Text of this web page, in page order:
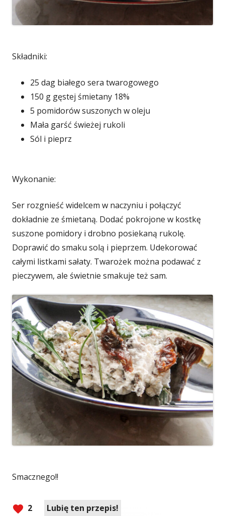
Składniki:
25 dag białego sera twarogowego
150 g gęstej śmietany 18%
5 pomidorów suszonych w oleju
Mała garść świeżej rukoli
Sól i pieprz
Wykonanie:
Ser rozgnieść widelcem w naczyniu i połączyć
dokładnie ze śmietaną. Dodać pokrojone w kostkę
suszone pomidory i drobno posiekaną rukolę.
Doprawić do smaku solą i pieprzem. Udekorować
całymi listkami sałaty. Twarożek można podawać z
pieczywem, ale świetnie smakuje też sam.
Smacznego!!
2 Lubię ten przepis!